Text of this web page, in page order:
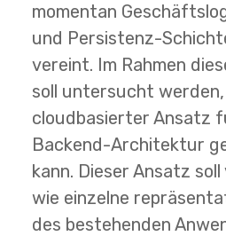
momentan
und Persistenz-
vereint. Im Rahmen
soll untersucht werden,
cloudbasierter Ansatz
Backend-Architektur
kann. Dieser Ansatz
wie einzelne
des bestehenden